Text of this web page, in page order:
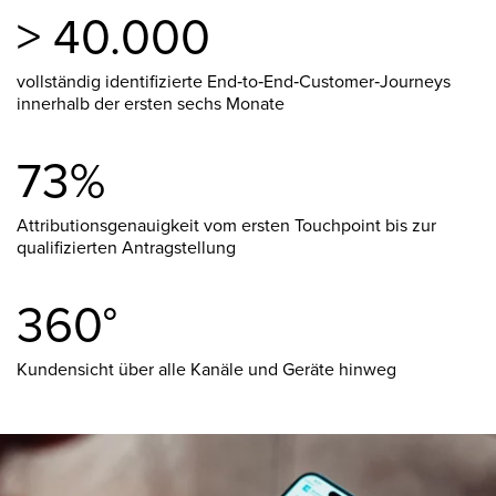
> 40.000
vollständig identifizierte End‑to‑End‑Customer‑Journeys
innerhalb der ersten sechs Monate
73%
Attributionsgenauigkeit vom ersten Touchpoint bis zur
qualifizierten Antragstellung
360°
Kundensicht über alle Kanäle und Geräte hinweg